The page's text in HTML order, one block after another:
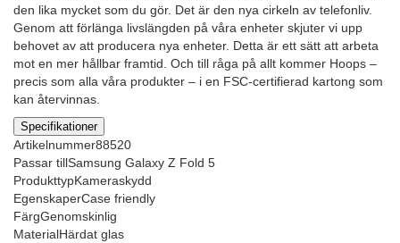
den lika mycket som du gör. Det är den nya cirkeln av telefonliv.
Genom att förlänga livslängden på våra enheter skjuter vi upp
behovet av att producera nya enheter. Detta är ett sätt att arbeta
mot en mer hållbar framtid. Och till råga på allt kommer Hoops –
precis som alla våra produkter – i en FSC-certifierad kartong som
kan återvinnas.
Specifikationer
Artikelnummer88520
Passar tillSamsung Galaxy Z Fold 5
ProdukttypKameraskydd
EgenskaperCase friendly
FärgGenomskinlig
MaterialHärdat glas